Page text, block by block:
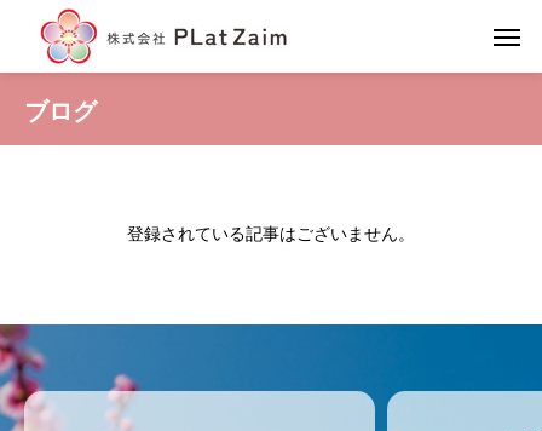
ブログ
登録されている記事はございません。